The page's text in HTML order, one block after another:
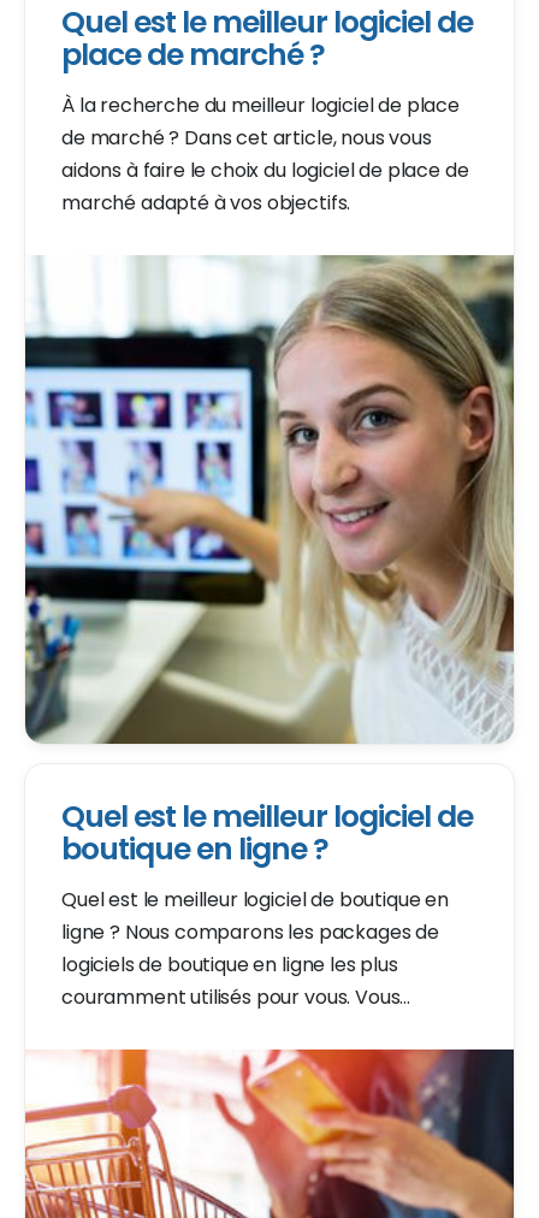
Quel est le meilleur logiciel de
place de marché ?
À la recherche du meilleur logiciel de place
de marché ? Dans cet article, nous vous
aidons à faire le choix du logiciel de place de
marché adapté à vos objectifs.
Quel est le meilleur logiciel de
boutique en ligne ?
Quel est le meilleur logiciel de boutique en
ligne ? Nous comparons les packages de
logiciels de boutique en ligne les plus
couramment utilisés pour vous. Vous
en ligne ? Continuez à lire rapidement.